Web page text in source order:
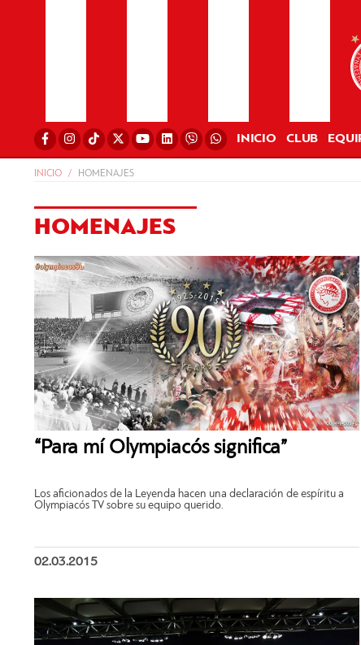
INICIO CLUB
INICIO HOMENAJES
HOMENAJES
“Para mí Olympiacós significa”
Los aficionados de la Leyenda hacen una declaración de espíritu a
Olympiacós TV sobre su equipo querido.
02.03.2015